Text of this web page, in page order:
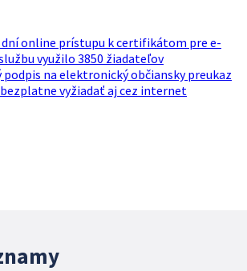
dní online prístupu k certifikátom pre e-
využilo 3850 žiadateľov
na elektronický občiansky preukaz
vyžiadať aj cez internet